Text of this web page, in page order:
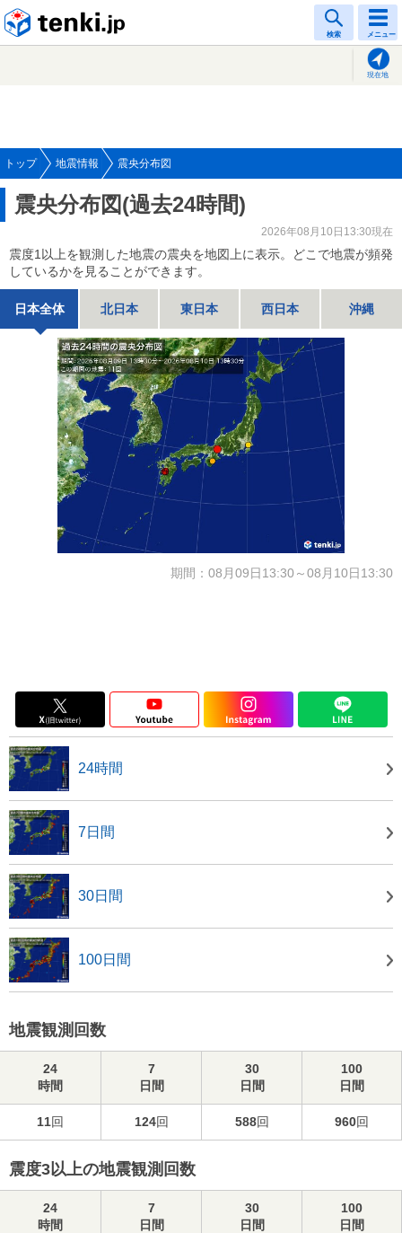
検索 メニュー
現在地
トップ 地震情報 震央分布図
震央分布図(過去24時間)
2026年08月10日13:30現在
震度1以上を観測した地震の震央を地図上に表示。どこで地震が頻発
しているかを見ることができます。
日本全体 北日本 東日本 西日本 沖縄
期間：08月09日13:30～08月10日13:30
24時間
7日間
30日間
100日間
地震観測回数
24
時間
7
日間
30
日間
100
日間
11回 124回 588回 960回
震度3以上の地震観測回数
24
時間
7
日間
30
日間
100
日間